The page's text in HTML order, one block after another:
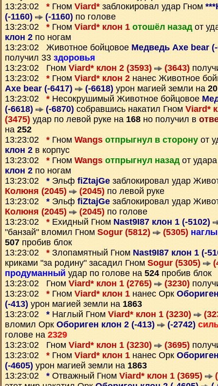
13:23:02 * Гном Viard* заблокировал удар Гном
(-1160)
(-1160) по голове
13:23:02 * Гном Viard* клон 1 отошёл назадот
клон 2 по ногам
13:23:02 Животное бойцовое Медведь Axe bear
получил 33 здоровья
13:23:02 Гном Viard* клон 2 (3593) (3643)
13:23:02 * Гном Viard* клон 2 нанес Животное
Axe bear (-6417)
(-6618) урон магией земли на
13:23:02 * Несокрушимый Животное бойцовое
(-6618)
(-6870) собравшись накатил Гном Viard*
(3475) удар по левой руке на 168 но получил в
на 252
13:23:02 * Гном Wangs отпрыгнул в сторону от
клон 2 в корпус
13:23:02 * Гном Wangs отпрыгнул назадот
клон 2 по ногам
13:23:02 * Эльф fiZtajGe заблокировал удар
Колюня (2045)
(2045) по левой руке
13:23:02 * Эльф fiZtajGe заблокировал удар
Колюня (2045)
(2045) по голове
13:23:02 * Ехидный Гном Nast9I87 клон 1 (-5102)
"банзай" вломил Гном Sogur (5812) (5305)
507 пробив блок
13:23:02 * Злопамятный Гном Nast9I87 клон 1 (-
криками "за родину" засадил Гном Sogur (5305)
продуманный удар по голове на 524 пробив блок
13:23:02 Гном Viard* клон 1 (2765) (3230)
13:23:02 * Гном Viard* клон 1 нанес Орк
(-413) урон магией земли на 1863
13:23:02 * Наглый Гном Viard* клон 1 (3230)
вломил Орк Обориген клон 2 (-413) (-2742)
голове на 2329
13:23:02 Гном Viard* клон 1 (3230) (3695)
13:23:02 * Гном Viard* клон 1 нанес Орк
(-4605) урон магией земли на 1863
13:23:02 * Отважный Гном Viard* клон 1 (3695)